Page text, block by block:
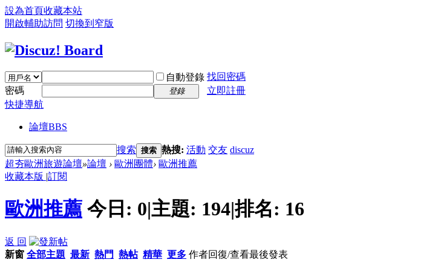
設為首頁收藏本站
開啟輔助訪問 切換到窄版
自動登錄 找回密碼
密碼
登錄
立即註冊
快捷導航
論壇BBS
搜索 搜索 熱搜: 活動 交友 discuz
超夯歐洲旅遊論壇»論壇 › 歐洲團體› 歐洲推薦
收藏本版 |訂閱
歐洲推薦 今日: 0|主題: 194|排名: 16
返 回
新窗 全部主題 最新 熱門 熱帖 精華 更多 作者回復/查看最後發表